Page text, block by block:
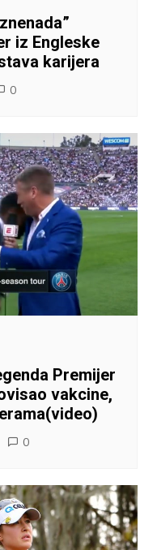
iz Engleske
karijera
0
Premijer
vakcine,
0